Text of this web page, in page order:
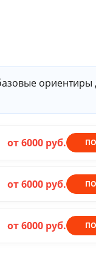
ориентиры
от 6000 руб.
от 6000 руб.
от 6000 руб.